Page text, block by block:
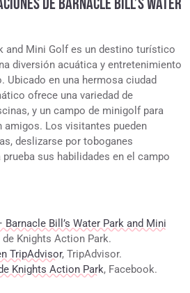
and Mini Golf es un destino turístico
diversión acuática y entretenimiento
Ubicado en una hermosa ciudad
ofrece una variedad de
y un campo de minigolf para
Los visitantes pueden
deslizarse por toboganes
sus habilidades en el campo
Bill’s Water Park and Mini
Knights Action Park.
TripAdvisor, TripAdvisor.
Knights Action Park, Facebook.